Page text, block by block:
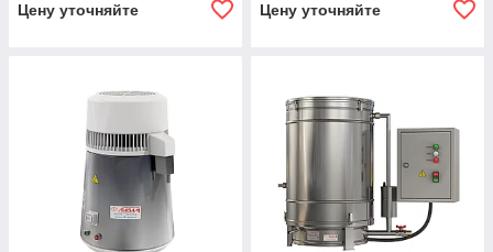
Цену уточняйте Цену уточняйте